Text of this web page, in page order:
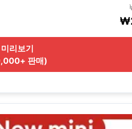
미리보기
판매)